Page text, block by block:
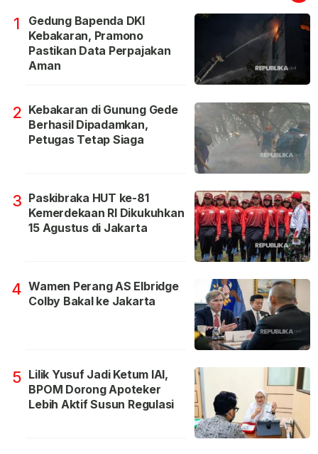
1
Gedung Bapenda DKI
Kebakaran, Pramono
Pastikan Data Perpajakan
Aman
2 Kebakaran di Gunung Gede
Berhasil Dipadamkan,
Petugas Tetap Siaga
3 Paskibraka HUT ke-81
Kemerdekaan RI Dikukuhkan
15 Agustus di Jakarta
4 Wamen Perang AS Elbridge
Colby Bakal ke Jakarta
5 Lilik Yusuf Jadi Ketum IAI,
BPOM Dorong Apoteker
Lebih Aktif Susun Regulasi